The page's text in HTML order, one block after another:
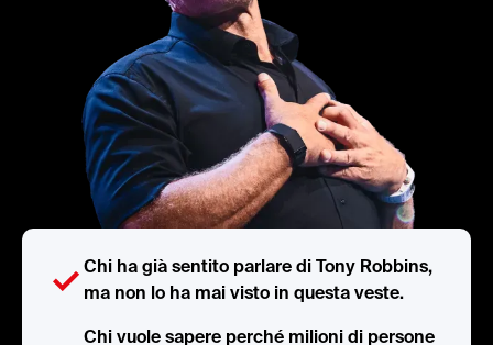
Chi ha già sentito parlare di Tony Robbins,
ma non lo ha mai visto in questa veste.
Chi vuole sapere perché milioni di persone